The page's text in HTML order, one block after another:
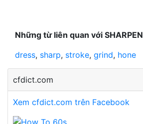
Những từ liên quan với SHARPEN
dress, sharp, stroke, grind, hone
cfdict.com
Xem cfdict.com trên Facebook